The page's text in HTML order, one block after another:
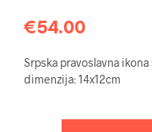
€54.00
Srpska pravoslavna
dimenzija: 14x12cm